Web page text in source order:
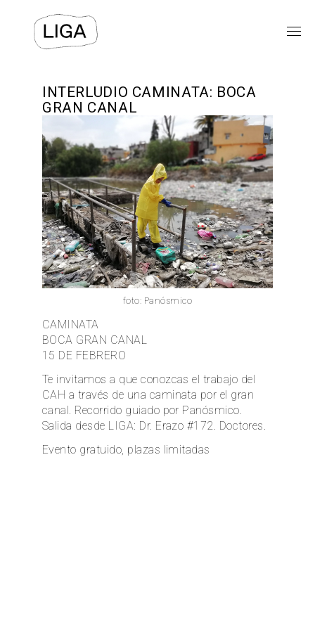
EXPOSICIONES
LIGA-ARCHIVOS
TEXTOS
VIDEOS
ACERCA DE
INTERLUDIO CAMINATA: BOCA
GRAN CANAL
foto: Panósmico
CAMINATA
BOCA GRAN CANAL
15 DE FEBRERO
Te invitamos a que conozcas el trabajo del
CAH a través de una caminata por el gran
canal. Recorrido guiado por Panósmico.
Salida desde LIGA: Dr. Erazo #172. Doctores.
Evento gratuido, plazas limitadas